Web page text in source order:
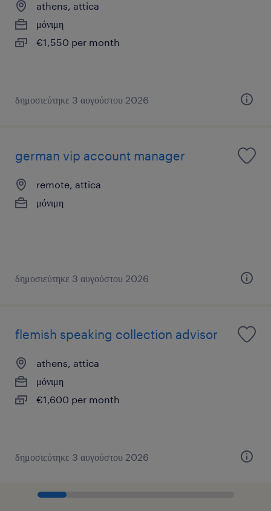
athens, attica
μόνιμη
€1,550 per month
δημοσιεύτηκε 3 αυγούστου 2026
german vip account manager
remote, attica
μόνιμη
δημοσιεύτηκε 3 αυγούστου 2026
flemish speaking collection advisor
athens, attica
μόνιμη
€1,600 per month
δημοσιεύτηκε 3 αυγούστου 2026